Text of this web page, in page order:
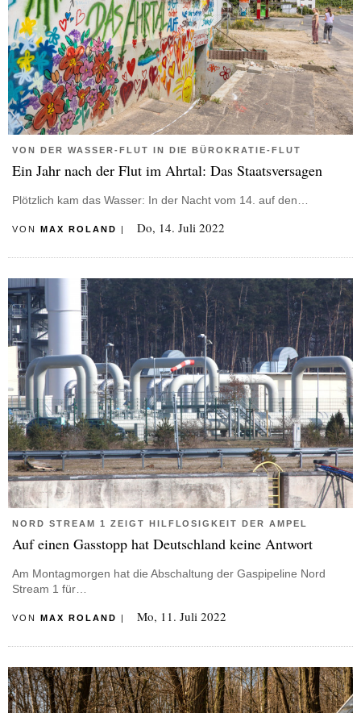
VON DER WASSER-FLUT IN DIE BÜROKRATIE-FLUT
Ein Jahr nach der Flut im Ahrtal: Das Staatsversagen
Plötzlich kam das Wasser: In der Nacht vom 14. auf den…
VON MAX ROLAND Do, 14. Juli 2022
NORD STREAM 1 ZEIGT HILFLOSIGKEIT DER AMPEL
Auf einen Gasstopp hat Deutschland keine Antwort
Am Montagmorgen hat die Abschaltung der Gaspipeline Nord
Stream 1 für…
VON MAX ROLAND Mo, 11. Juli 2022